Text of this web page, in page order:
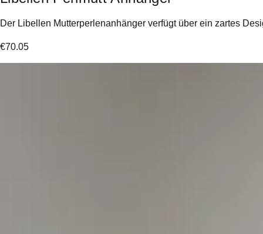
Der Libellen Mutterperlenanhänger verfügt über ein zartes
€70.05